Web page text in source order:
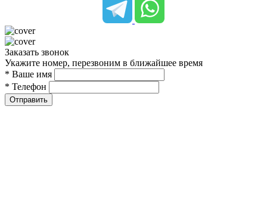
Заказать звонок
Укажите номер, перезвоним в ближайшее время
* Ваше имя
* Телефон
Отправить